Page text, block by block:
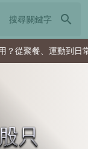
search
、運動到日常營養 4
只